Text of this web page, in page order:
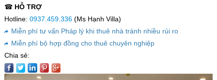
☎ HỖ TRỢ
Hotline: 0937.459.336(Ms Hạnh Villa)
Miễn phí tư vấn Pháp lý khi thuê nhà tránh nhiều rủi ro
Miễn phí bộ hợp đồng cho thuê chuyên nghiệp
Chia sẻ: